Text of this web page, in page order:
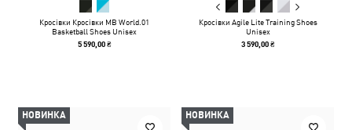
Кросівки Кросівки MB World.01
Basketball Shoes Unisex
5 590,00 ₴
Кросівки Agile Lite Training Shoes
Unisex
3 590,00 ₴
НОВИНКА НОВИНКА